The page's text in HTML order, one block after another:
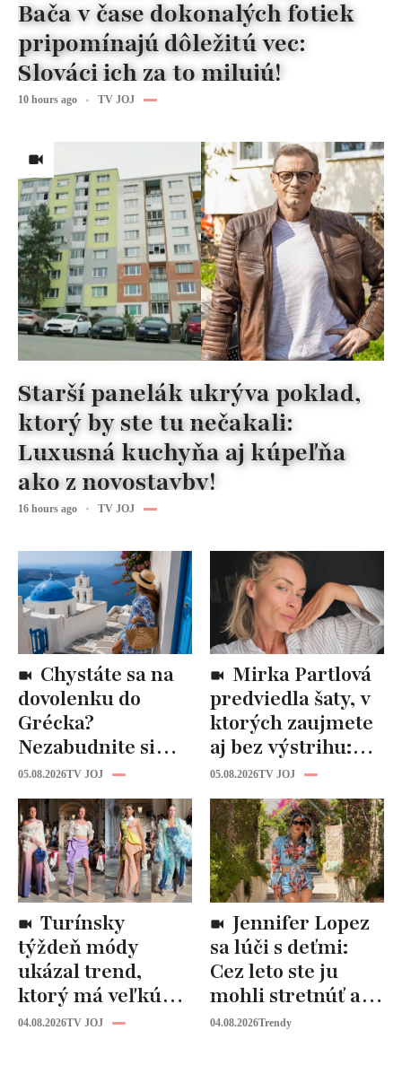
Bača v čase dokonalých fotiek
pripomínajú dôležitú vec:
Slováci ich za to milujú!
10 hours ago TV JOJ
Starší panelák ukrýva poklad,
ktorý by ste tu nečakali:
Luxusná kuchyňa aj kúpeľňa
ako z novostavby!
16 hours ago TV JOJ
dovolenku do
Grécka?
Nezabudnite si
odtiaľ uloviť tieto
štýlové kúsky
05.08.2026TV JOJ
predviedla šaty, v
ktorých zaujmete
aj bez výstrihu:
Ich čaro je v tomto
detaile
05.08.2026TV JOJ
týždeň módy
ukázal trend,
ktorý má veľkú
budúcnosť: Počuli
04.08.2026TV JOJ
sa lúči s deťmi:
Cez leto ste ju
mohli stretnúť aj
vy!
04.08.2026Trendy